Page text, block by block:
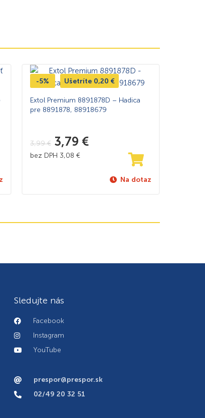
-5% Ušetríte 0,20 €
Extol Premium 8891878D – Hadica
pre 8891878, 88918679
3,99€ 3,79 €
bez DPH 3,08 €
Na dotaz
Sledujte nás
Facebook
Instagram
YouTube
prespor@prespor.sk
02/49 20 32 51